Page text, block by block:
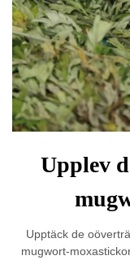
Upplev
Upptäck de
mugwort-